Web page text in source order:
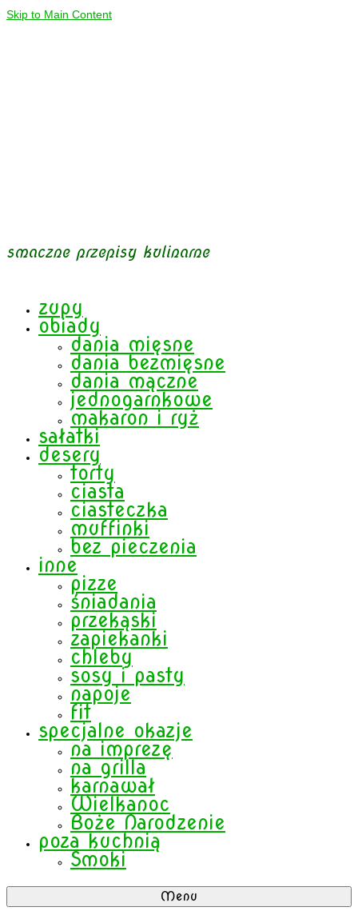
Skip to Main Content
smaczne przepisy kulinarne
zupy
obiady
dania mięsne
dania bezmięsne
dania mączne
jednogarnkowe
makaron i ryż
sałatki
desery
torty
ciasta
ciasteczka
muffinki
bez pieczenia
inne
pizze
śniadania
przekąski
zapiekanki
chleby
sosy i pasty
napoje
fit
specjalne okazje
na imprezę
na grilla
karnawał
Wielkanoc
Boże Narodzenie
poza kuchnią
Smoki
Menu